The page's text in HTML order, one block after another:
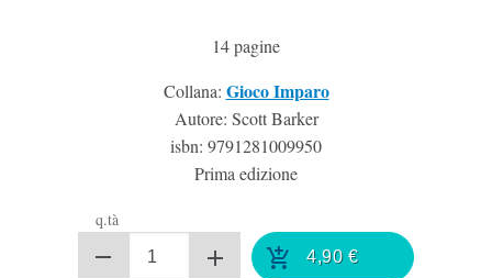
14pagine
Collana: Gioco Imparo
Autore: Scott Barker
isbn: 9791281009950
Prima edizione
q.tà
4,90€